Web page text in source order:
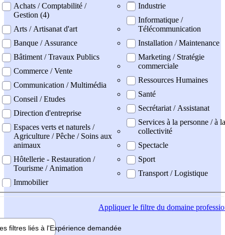
professionel
Achats / Comptabilité /
Gestion (4)
Arts / Artisanat d'art
Banque / Assurance
Bâtiment / Travaux Publics
Commerce / Vente
Communication / Multimédia
Conseil / Etudes
Direction d'entreprise
Espaces verts et naturels /
Agriculture / Pêche / Soins aux
animaux
Hôtellerie - Restauration /
Tourisme / Animation
Immobilier
Industrie
Informatique /
Télécommunication
Installation / Maintenance
Marketing / Stratégie
commerciale
Ressources Humaines
Santé
Secrétariat / Assistanat
Services à la personne / à la
collectivité
Spectacle
Sport
Transport / Logistique
Appliquerle filtre du domaine
filtres liés à l'Expérience demandée